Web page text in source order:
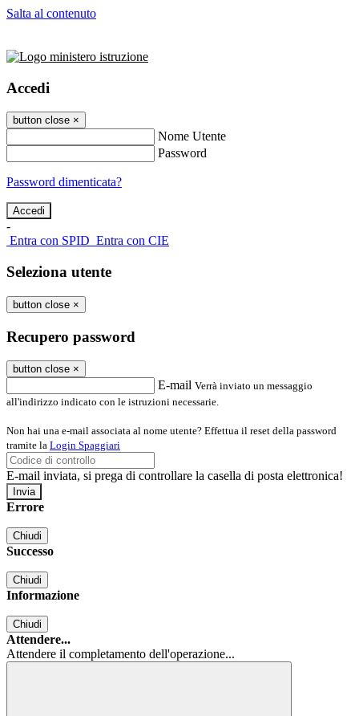
Salta al contenuto
Accedi
button close ×
Nome Utente
Password
Password dimenticata?
-
Entra con SPID Entra con CIE
Seleziona utente
button close ×
Recupero password
button close ×
E-mail Verrà inviato un messaggio
all'indirizzo indicato con le istruzioni necessarie.
Non hai una e-mail associata al nome utente? Effettua il reset della password
tramite la Login Spaggiari
E-mail inviata, si prega di controllare la casella di posta elettronica!
Errore
Chiudi
Successo
Chiudi
Informazione
Chiudi
Attendere...
Attendere il completamento dell'operazione...